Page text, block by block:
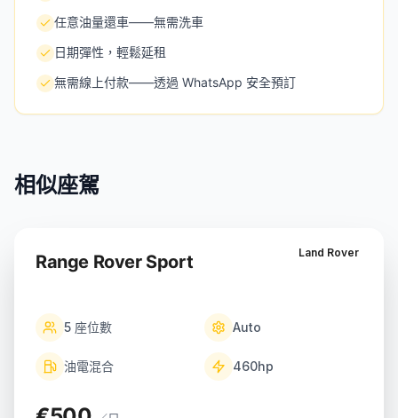
任意油量還車——無需洗車
日期彈性，輕鬆延租
無需線上付款——透過 WhatsApp 安全預訂
相似座駕
Land Rover
Range Rover Sport
5 座位數 Auto
油電混合 460hp